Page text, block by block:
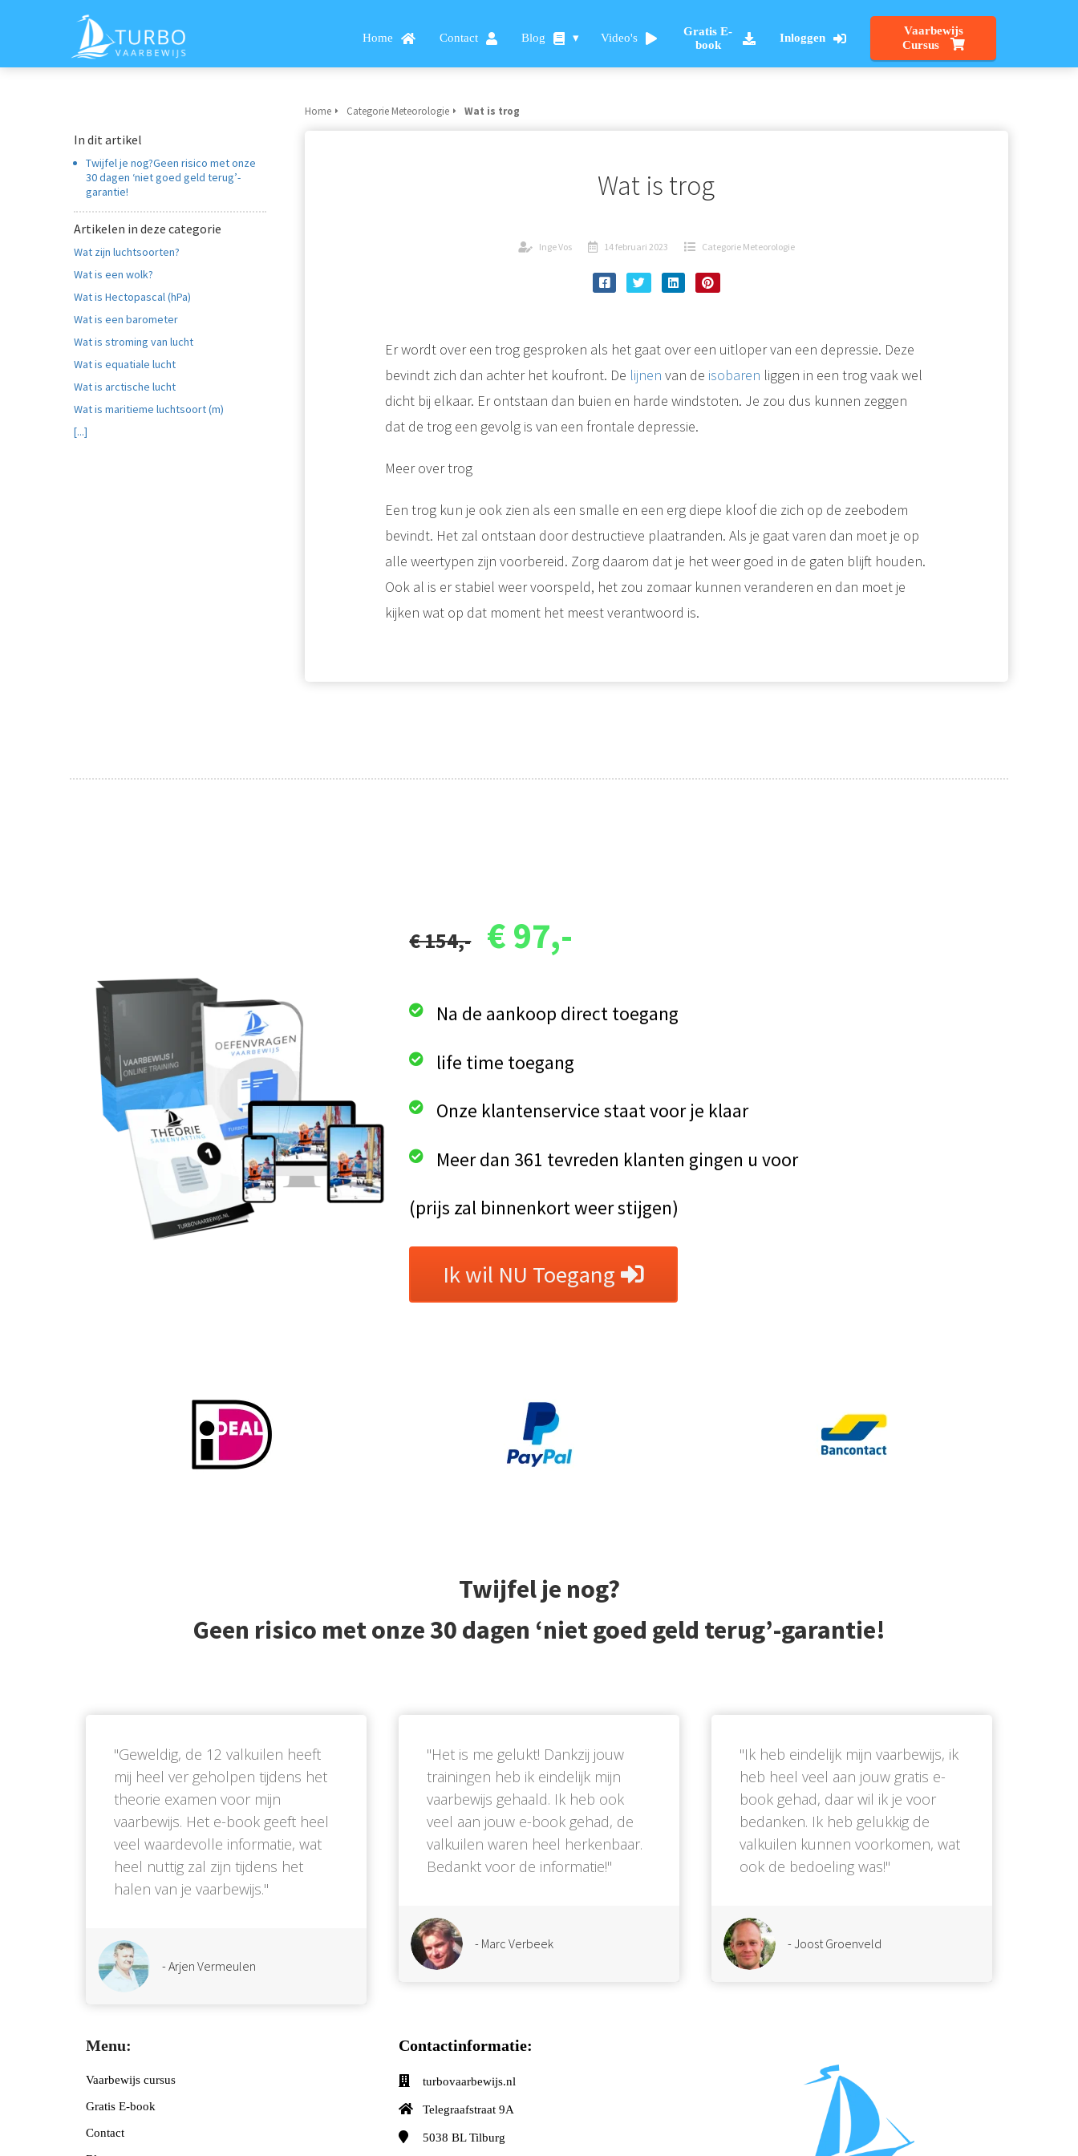
Home Contact Blog Video's
Gratis E-
book
Inloggen
Vaarbewijs
Cursus
In dit artikel
Twijfel je nog?Geen risico met onze
30 dagen ‘niet goed geld terug’-
garantie!
Artikelen in deze categorie
Wat zijn luchtsoorten?
Wat is een wolk?
Wat is Hectopascal (hPa)
Wat is een barometer
Wat is stroming van lucht
Wat is equatiale lucht
Wat is arctische lucht
Wat is maritieme luchtsoort (m)
[...]
Home Categorie Meteorologie Wat is trog
Wat is trog
Inge Vos 14 februari 2023 Categorie Meteorologie
Er wordt over een trog gesproken als het gaat over een uitloper van een depressie. Deze
bevindt zich dan achter het koufront. De lijnen van de isobaren liggen in een trog vaak wel
dicht bij elkaar. Er ontstaan dan buien en harde windstoten. Je zou dus kunnen zeggen
dat de trog een gevolg is van een frontale depressie.
Meer over trog
Een trog kun je ook zien als een smalle en een erg diepe kloof die zich op de zeebodem
bevindt. Het zal ontstaan door destructieve plaatranden. Als je gaat varen dan moet je op
alle weertypen zijn voorbereid. Zorg daarom dat je het weer goed in de gaten blijft houden.
Ook al is er stabiel weer voorspeld, het zou zomaar kunnen veranderen en dan moet je
kijken wat op dat moment het meest verantwoord is.
€ 154,- € 97,-
Na de aankoop direct toegang
life time toegang
Onze klantenservice staat voor je klaar
Meer dan 361 tevreden klanten gingen u voor
(prijs zal binnenkort weer stijgen)
Ik wil NU Toegang
Twijfel je nog?
Geen risico met onze 30 dagen ‘niet goed geld terug’-garantie!
''Geweldig, de 12 valkuilen heeft
mij heel ver geholpen tijdens het
theorie examen voor mijn
vaarbewijs. Het e-book geeft heel
veel waardevolle informatie, wat
heel nuttig zal zijn tijdens het
halen van je vaarbewijs.''
- Arjen Vermeulen
''Het is me gelukt! Dankzij jouw
trainingen heb ik eindelijk mijn
vaarbewijs gehaald. Ik heb ook
veel aan jouw e-book gehad, de
valkuilen waren heel herkenbaar.
Bedankt voor de informatie!''
- Marc Verbeek
''Ik heb eindelijk mijn vaarbewijs, ik
heb heel veel aan jouw gratis e-
book gehad, daar wil ik je voor
bedanken. Ik heb gelukkig de
valkuilen kunnen voorkomen, wat
ook de bedoeling was!''
- Joost Groenveld
Menu:
Vaarbewijs cursus
Gratis E-book
Contact
Contactinformatie:
turbovaarbewijs.nl
Telegraafstraat 9A
5038 BLTilburg